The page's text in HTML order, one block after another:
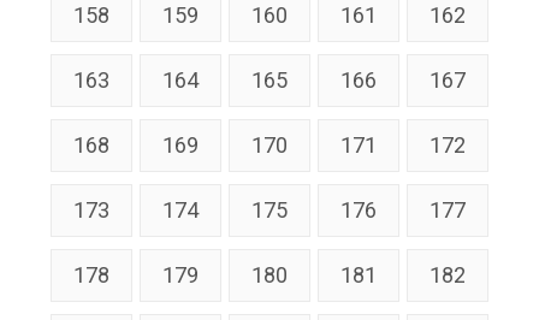
158 159 160 161 162
163 164 165 166 167
168 169 170 171 172
173 174 175 176 177
178 179 180 181 182